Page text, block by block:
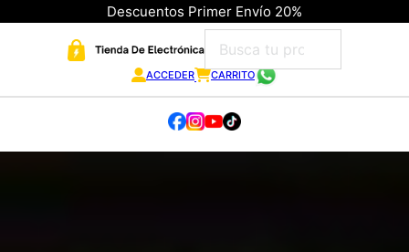
Descuentos Primer Envío 20%
ACCEDER CARRITO